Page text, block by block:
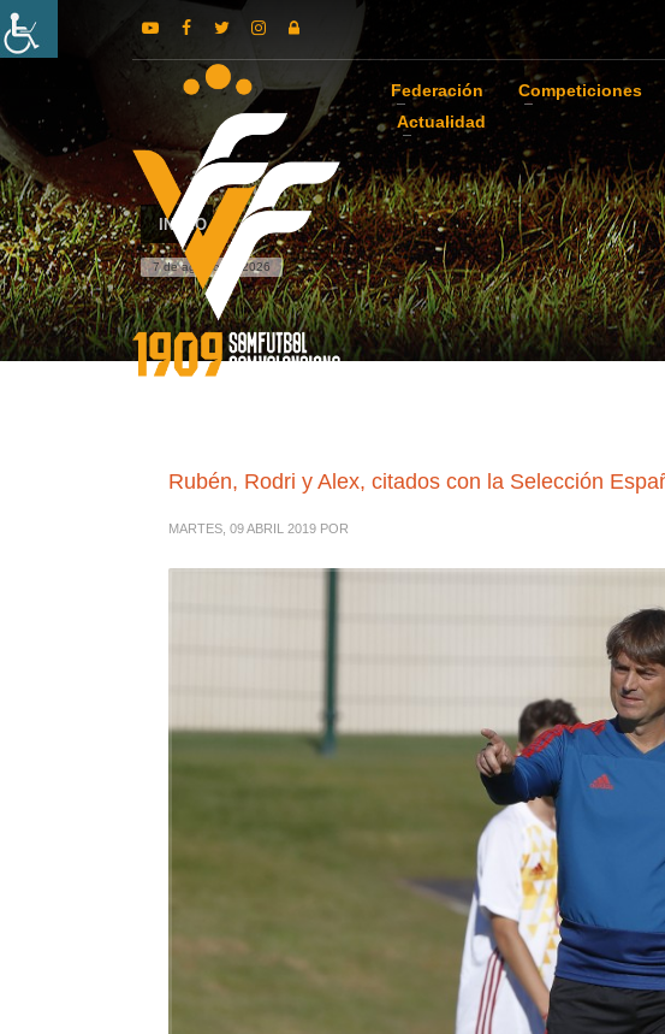
Federación Competiciones
Actualidad
INICIO
7 de agosto de 2026
Rubén, Rodri y Alex, citados con la Selección
MARTES, 09 ABRIL 2019 POR